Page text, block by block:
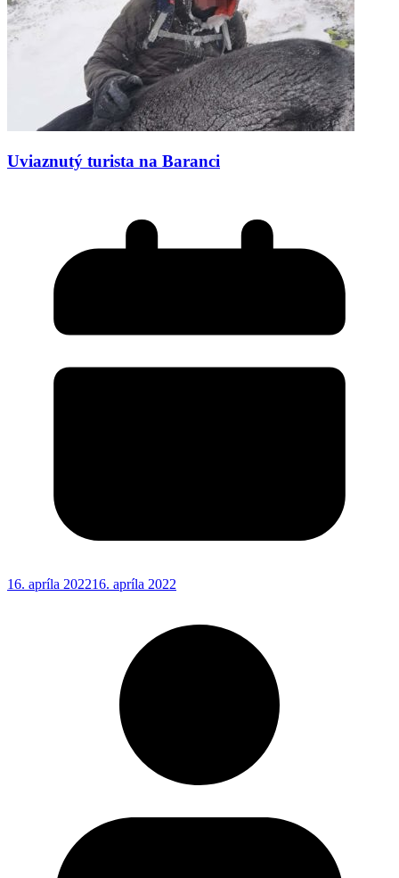
Uviaznutý turista na Baranci
16. apríla 202216. apríla 2022